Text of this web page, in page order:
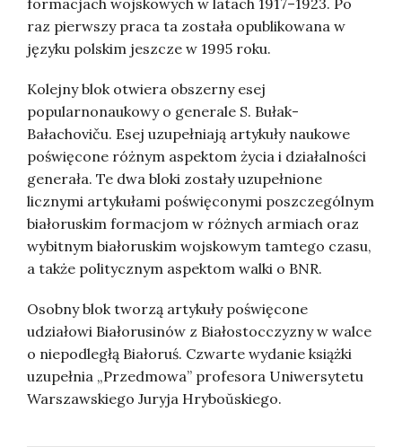
formacjach wojskowych w latach 1917–1923. Po
raz pierwszy praca ta została opublikowana w
języku polskim jeszcze w 1995 roku.
Kolejny blok otwiera obszerny esej
popularnonaukowy o generale S. Bułak-
Bałachoviču. Esej uzupełniają artykuły naukowe
poświęcone różnym aspektom życia i działalności
generała. Te dwa bloki zostały uzupełnione
licznymi artykułami poświęconymi poszczególnym
białoruskim formacjom w różnych armiach oraz
wybitnym białoruskim wojskowym tamtego czasu,
a także politycznym aspektom walki o BNR.
Osobny blok tworzą artykuły poświęcone
udziałowi Białorusinów z Białostocczyzny w walce
o niepodległą Białoruś. Czwarte wydanie książki
uzupełnia „Przedmowa” profesora Uniwersytetu
Warszawskiego Juryja Hryboŭskiego.